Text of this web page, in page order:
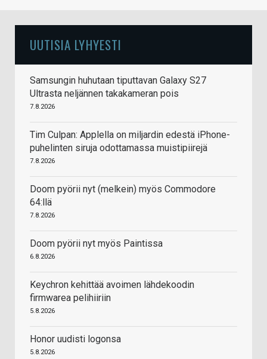
UUTISIA LYHYESTI
Samsungin huhutaan tiputtavan Galaxy S27
Ultrasta neljännen takakameran pois
7.8.2026
Tim Culpan: Applella on miljardin edestä iPhone-
puhelinten siruja odottamassa muistipiirejä
7.8.2026
Doom pyörii nyt (melkein) myös Commodore
64:llä
7.8.2026
Doom pyörii nyt myös Paintissa
6.8.2026
Keychron kehittää avoimen lähdekoodin
firmwarea pelihiiriin
5.8.2026
Honor uudisti logonsa
5.8.2026